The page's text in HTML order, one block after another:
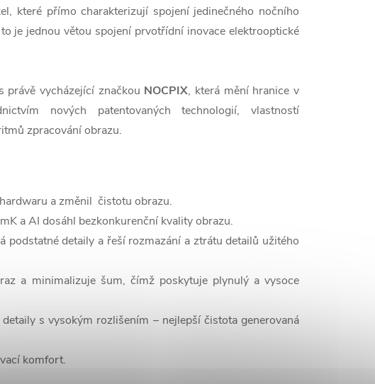
které přímo charakterizují spojení jedinečného nočního
je jednou větou spojení prvotřídní inovace elektrooptické
vycházející značkou NOCPIX, která mění hranice v
nových patentovaných technologií, vlastností
zpracování obrazu.
a změnil čistotu obrazu.
a AI dosáhl bezkonkurenční kvality obrazu.
detaily a řeší rozmazání a ztrátu detailů užitého
a minimalizuje šum, čímž poskytuje plynulý a vysoce
s vysokým rozlišením – nejlepší čistota generovaná
komfort.